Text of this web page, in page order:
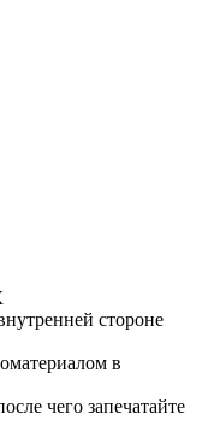
стороне
в
чего запечатайте